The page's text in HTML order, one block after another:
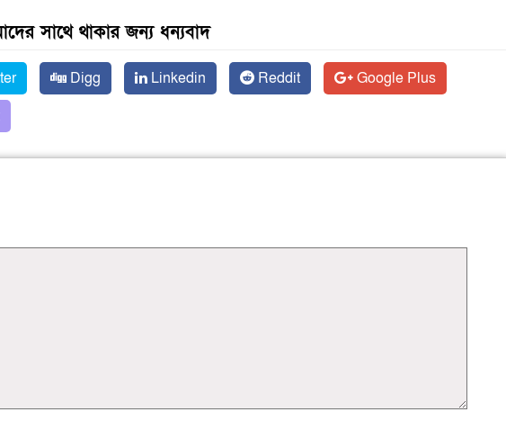
সাথে থাকার জন্য ধন্যবাদ
Digg Linkedin Reddit
Google Plus